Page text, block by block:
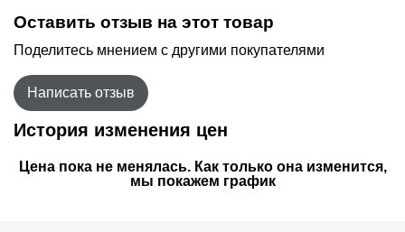
Оставить отзыв на этот товар
Поделитесь мнением с другими покупателями
Написать отзыв
История изменения цен
Цена пока не менялась. Как только она изменится,
мы покажем график